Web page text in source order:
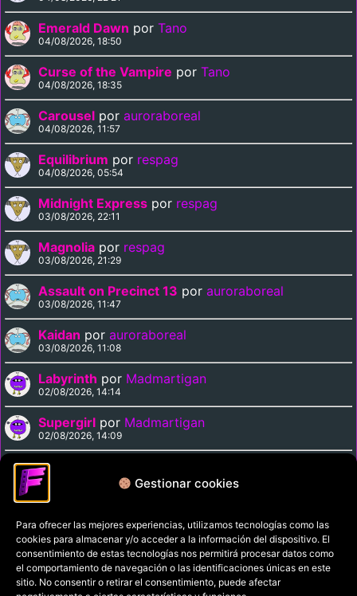
Gestionar cookies
Para ofrecer las mejores experiencias, utilizamos tecnologías como las
cookies para almacenar y/o acceder a la información del dispositivo. El
consentimiento de estas tecnologías nos permitirá procesar datos como
el comportamiento de navegación o las identificaciones únicas en este
sitio. No consentir o retirar el consentimiento, puede afectar
Emerald Dawn por Tano
04/08/2026, 18:50
Curse of the Vampire por Tano
04/08/2026, 18:35
Carousel por auroraboreal
04/08/2026, 11:57
Equilibrium por respag
04/08/2026, 05:54
Midnight Express por respag
03/08/2026, 22:11
Magnolia por respag
03/08/2026, 21:29
Assault on Precinct 13 por auroraboreal
03/08/2026, 11:47
Kaidan por auroraboreal
03/08/2026, 11:08
Labyrinth por Madmartigan
02/08/2026, 14:14
Supergirl por Madmartigan
02/08/2026, 14:09
Cinema Paradiso
02/08/2026, 13:37
Política de privacidad
Términos y condiciones
Política de cookies